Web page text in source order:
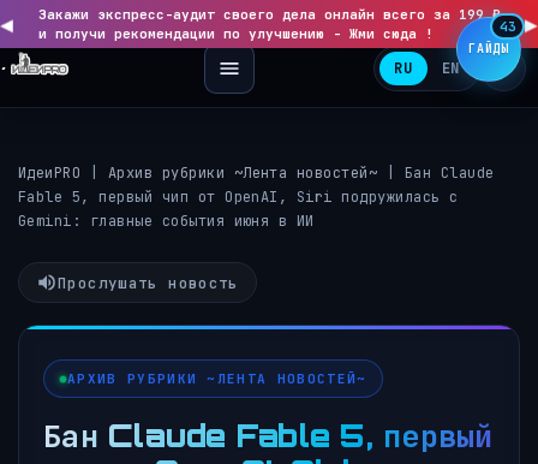
◀
Закажи экспресс-аудит своего дела онлайн всего за 199 ₽
и получи рекомендации по улучшению - Жми сюда !
▶
RU EN
ИдеиPRO Архив рубрики ~Лента новостей~
Бан Claude
Fable 5, первый чип от OpenAI, Siri подружилась с
Gemini: главные события июня в ИИ
Прослушать новость
АРХИВ РУБРИКИ ~ЛЕНТА НОВОСТЕЙ~
Бан Claude Fable 5, первый
ГАЙДЫ
43